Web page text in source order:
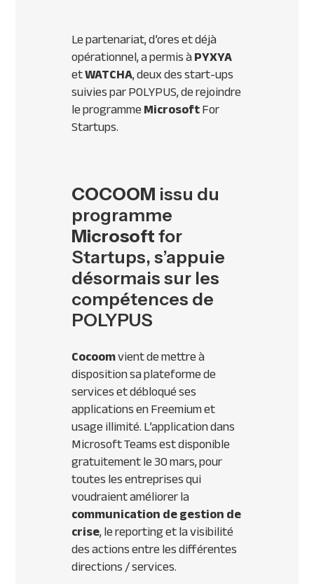
Le partenariat, d’ores et déjà
opérationnel, a permis àPYXYA
etWATCHA, deux des start-ups
suivies par POLYPUS, de rejoindre
le programmeMicrosoftFor
Startups.
COCOOM issu du
programme
Microsoft for
Startups, s’appuie
désormais sur les
compétences de
POLYPUS
Cocoomvient de mettre à
disposition sa plateforme de
services et débloqué ses
applications en Freemium et
usage illimité. L’application dans
Microsoft Teams est disponible
gratuitement le 30 mars, pour
toutes les entreprises qui
voudraient améliorer la
communication de gestion de
crise, le reporting et la visibilité
des actions entre les différentes
directions / services.